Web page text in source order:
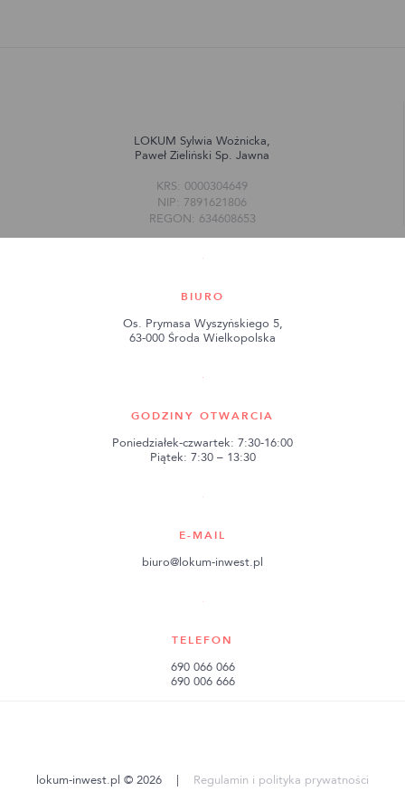
LOKUM Sylwia Woźnicka,
Paweł Zieliński Sp. Jawna
KRS: 0000304649
NIP: 7891621806
REGON: 634608653
BIURO
Os. Prymasa Wyszyńskiego 5,
63-000 Środa Wielkopolska
GODZINY OTWARCIA
Poniedziałek-czwartek: 7:30-16:00
Piątek: 7:30 – 13:30
E-MAIL
biuro@lokum-inwest.pl
TELEFON
690 066 066
690 006 666
lokum-inwest.pl © 2026 | Regulamin i polityka prywatności